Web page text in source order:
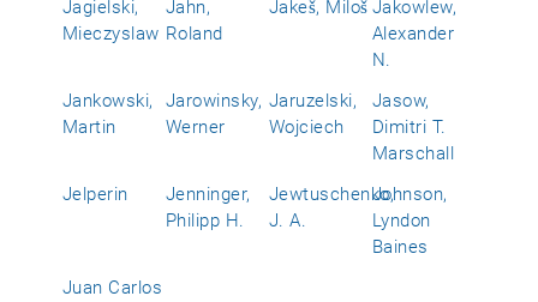
Jagielski,
Mieczyslaw
Jahn,
Roland
Jakeš, Miloš Jakowlew,
Alexander
N.
Jankowski,
Martin
Jarowinsky,
Werner
Jaruzelski,
Wojciech
Jasow,
Dimitri T.
Marschall
Jelperin
Jenninger,
Philipp H.
Jewtuschenko,
J. A.
Johnson,
Lyndon
Baines
Juan Carlos